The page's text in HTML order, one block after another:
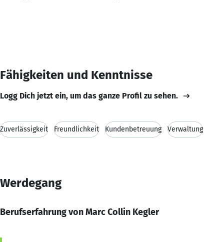
Fähigkeiten und Kenntnisse
Logg Dich jetzt ein, um das ganze Profil zu sehen.
Zuverlässigkeit Freundlichkeit Kundenbetreuung Verwaltung
Werdegang
Berufserfahrung von Marc Collin Kegler